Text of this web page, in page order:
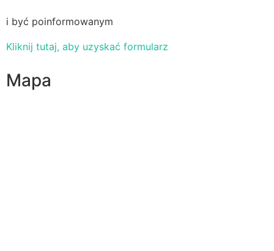
i być poinformowanym
Kliknij tutaj, aby uzyskać formularz
Mapa